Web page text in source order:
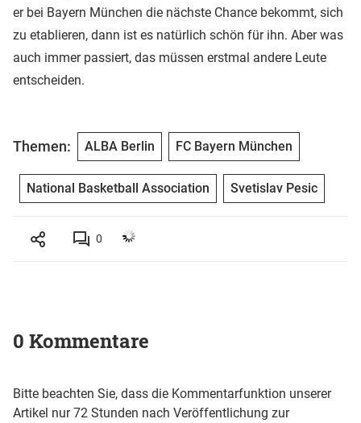
er bei Bayern München die nächste Chance bekommt, sich
zu etablieren, dann ist es natürlich schön für ihn. Aber was
auch immer passiert, das müssen erstmal andere Leute
entscheiden.
Themen: ALBA Berlin FC Bayern München
National Basketball Association Svetislav Pesic
0
0 Kommentare
Bitte beachten Sie, dass die Kommentarfunktion unserer
Artikel nur 72 Stunden nach Veröffentlichung zur